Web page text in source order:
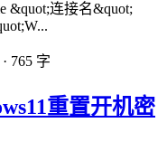
&quot;连接名&quot;
· 765 字
重置开机密